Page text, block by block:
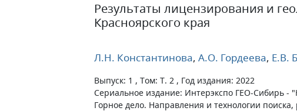
Результаты лицензирования и
Красноярского края
Л.Н. Константинова, А.О. Гордеева, Е.В.
Выпуск: 1 , Том: Т. 2 , Год издания: 2022
Сериальное издание: Интерэкспо ГЕО-Сибирь -
Горное дело. Направления и технологии поиска,